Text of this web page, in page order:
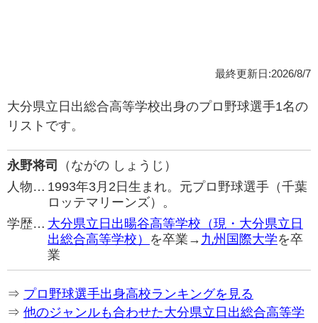
最終更新日:2026/8/7
大分県立日出総合高等学校出身のプロ野球選手1名の
リストです。
永野将司
（ながの しょうじ）
人物… 1993年3月2日生まれ。元プロ野球選手（千葉
ロッテマリーンズ）。
学歴… 大分県立日出暘谷高等学校（現・大分県立日
出総合高等学校） を卒業→ 九州国際大学を卒
業
⇒ プロ野球選手出身高校ランキングを見る
⇒ 他のジャンルも合わせた大分県立日出総合高等学